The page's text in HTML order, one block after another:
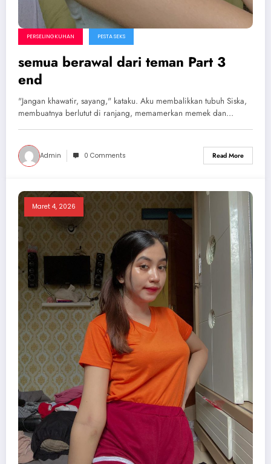
PERSELINGKUHAN PESTA SEKS
semua berawal dari teman Part 3
end
"Jangan khawatir, sayang," kataku. Aku membalikkan tubuh Siska,
membuatnya berlutut di ranjang, memamerkan memek dan…
Admin 0 Comments Read More
Maret 4, 2026